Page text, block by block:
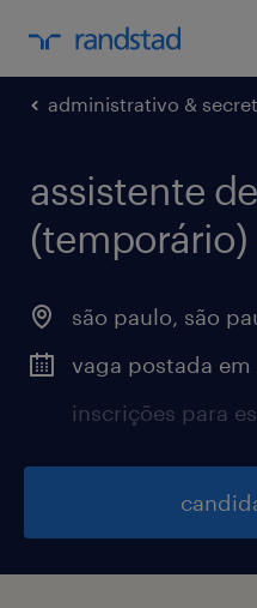
administrativo &
assistente
(temporário)
são paulo, são
vaga postada